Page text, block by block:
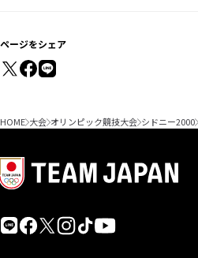
ページをシェア
HOME 大会 オリンピック競技大会 シドニー2000